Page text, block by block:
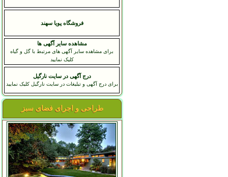
فروشگاه پويا سهند
مشاهده سایر آگهی ها
برای مشاهده سایر آگهی های مرتبط با گل و گیاه
کلیک نمایید
درج آگهی در سایت نارگیل
برای درج آگهی و تبلیغات در سایت نارگیل کلیک نمایید
طراحی و اجرای فضای سبز